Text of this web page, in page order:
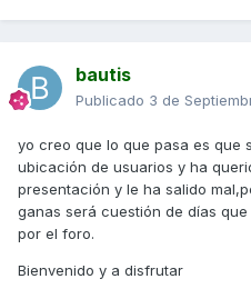
bautis
Publicado 3 de
yo creo que lo que pasa es que
ubicación de usuarios y ha
presentación y le ha salido
ganas será cuestión de días
por el foro.
Bienvenido y a disfrutar